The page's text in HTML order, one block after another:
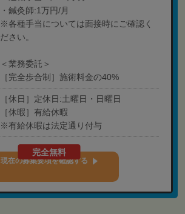
・鍼灸師:1万円/月
※各種手当については面接時にご確認く
ださい。
＜業務委託＞
［完全歩合制］施術料金の40%
［休日］定休日:土曜日・日曜日
［休暇］有給休暇
※有給休暇は法定通り付与
完全無料
現在の募集要項を確認する